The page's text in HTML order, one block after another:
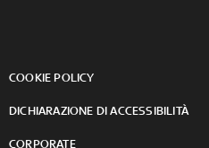
COOKIE POLICY
DICHIARAZIONE DI ACCESSIBILITÀ
CORPORATE